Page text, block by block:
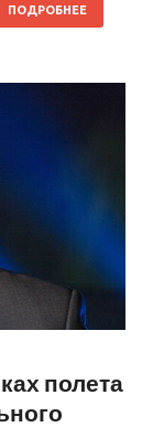
ПОДРОБНЕЕ
полета